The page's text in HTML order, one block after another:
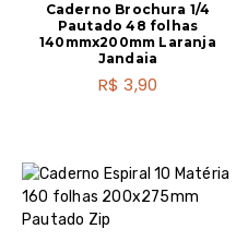
Caderno Brochura 1/4
Pautado 48 folhas
140mmx200mm Laranja
Jandaia
R$ 3,90